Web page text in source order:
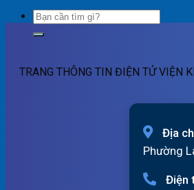
TRANG THÔNG TIN ĐIỆN TỬ VIỆN
Địa
Phường
Điện